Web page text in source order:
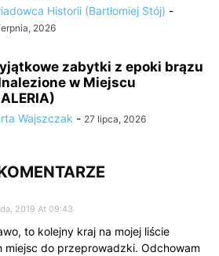
Historii (Bartłomiej Stój) -
2026
zabytki z epoki brązu
w Miejscu
Wajszczak - 27 lipca, 2026
2019 At 09:43
to kolejny kraj na mojej liście
miejsc do przeprowadzki. Odchowam